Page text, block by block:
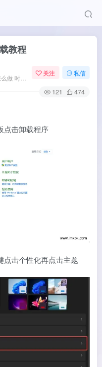
教程
关注 私信
121 474
点击卸载程序
点击个性化再点击主题